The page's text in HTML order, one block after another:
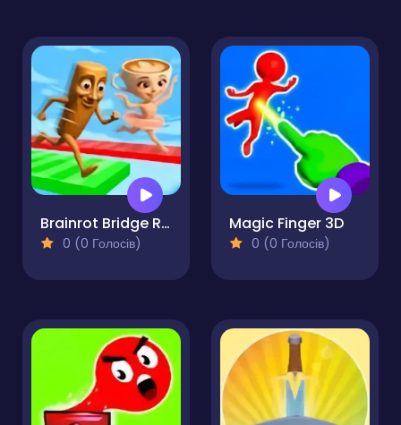
Brainrot Bridge Race 3D
0 (0 Голосів)
Magic Finger 3D
0 (0 Голосів)